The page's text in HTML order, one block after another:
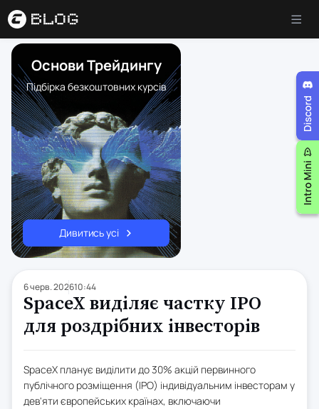
Основи Трейдингу
Підбірка безкоштовних курсів
Дивитись усі
6 черв. 202610:44
SpaceX виділяє частку IPO
для роздрібних інвесторів
SpaceX планує виділити до 30% акцій первинного
публічного розміщення (IPO) індивідуальним інвесторам у
дев'яти європейських країнах, включаючи